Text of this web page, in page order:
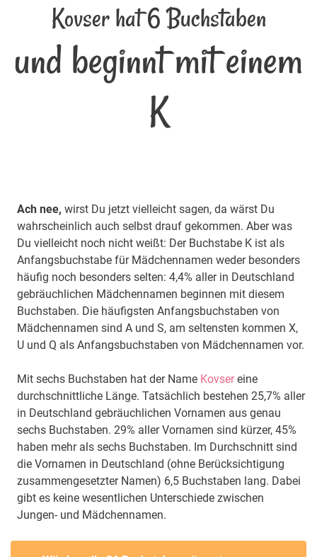
Kovser hat 6 Buchstaben
und beginnt mit einem
K
Ach nee, wirst Du jetzt vielleicht sagen, da wärst Du
wahrscheinlich auch selbst drauf gekommen. Aber was
Du vielleicht noch nicht weißt: Der Buchstabe K ist als
Anfangsbuchstabe für Mädchennamen weder besonders
häufig noch besonders selten: 4,4% aller in Deutschland
gebräuchlichen Mädchennamen beginnen mit diesem
Buchstaben. Die häufigsten Anfangsbuchstaben von
Mädchennamen sind A und S, am seltensten kommen X,
U und Q als Anfangsbuchstaben von Mädchennamen vor.
Mit sechs Buchstaben hat der Name Kovsereine
durchschnittliche Länge. Tatsächlich bestehen 25,7% aller
in Deutschland gebräuchlichen Vornamen aus genau
sechs Buchstaben. 29% aller Vornamen sind kürzer, 45%
haben mehr als sechs Buchstaben. Im Durchschnitt sind
die Vornamen in Deutschland (ohne Berücksichtigung
zusammengesetzter Namen) 6,5 Buchstaben lang. Dabei
gibt es keine wesentlichen Unterschiede zwischen
Jungen- und Mädchennamen.